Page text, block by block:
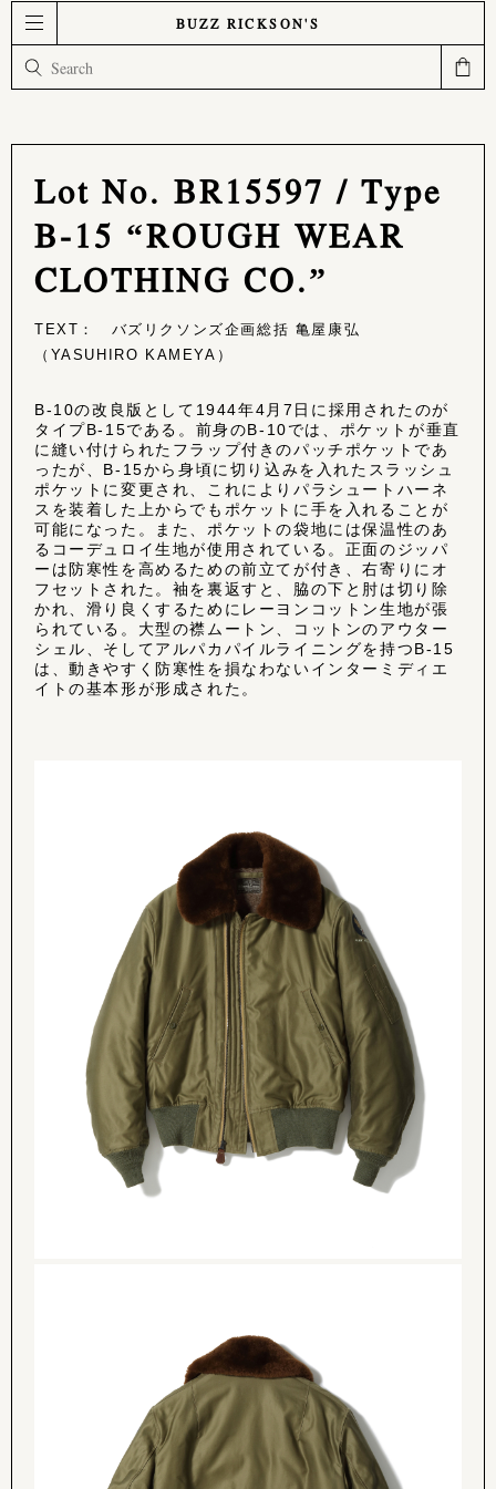
BUZZ RICKSON'S
Lot No. BR15597 / Type
B-15 “ROUGH WEAR
CLOTHING CO.”
TEXT： バズリクソンズ企画総括 亀屋康弘
（YASUHIRO KAMEYA）
B-10の改良版として1944年4月7日に採用されたのが
タイプB-15である。前身のB-10では、ポケットが垂直
に縫い付けられたフラップ付きのパッチポケットであ
ったが、B-15から身頃に切り込みを入れたスラッシュ
ポケットに変更され、これによりパラシュートハーネ
スを装着した上からでもポケットに手を入れることが
可能になった。また、ポケットの袋地には保温性のあ
るコーデュロイ生地が使用されている。正面のジッパ
ーは防寒性を高めるための前立てが付き、右寄りにオ
フセットされた。袖を裏返すと、脇の下と肘は切り除
かれ、滑り良くするためにレーヨンコットン生地が張
られている。大型の襟ムートン、コットンのアウター
シェル、そしてアルパカパイルライニングを持つB-15
は、動きやすく防寒性を損なわないインターミディエ
イトの基本形が形成された。